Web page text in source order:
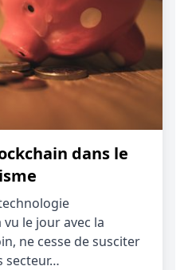
dans le
le jour avec la
ne cesse de susciter
secteur…